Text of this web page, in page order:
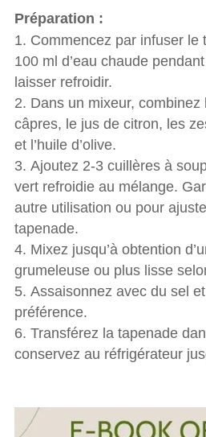
Préparation :
Commencez par infuser le
100 ml d’eau chaude
laisser refroidir.
Dans un mixeur, combinez
câpres, le jus de citron, les
et l’huile d’olive.
Ajoutez 2-3 cuillères à
vert refroidie au mélange.
autre utilisation ou pour
tapenade.
Mixez jusqu’à obtention
grumeleuse ou plus lisse
Assaisonnez avec du sel
préférence.
Transférez la tapenade
conservez au réfrigérateur